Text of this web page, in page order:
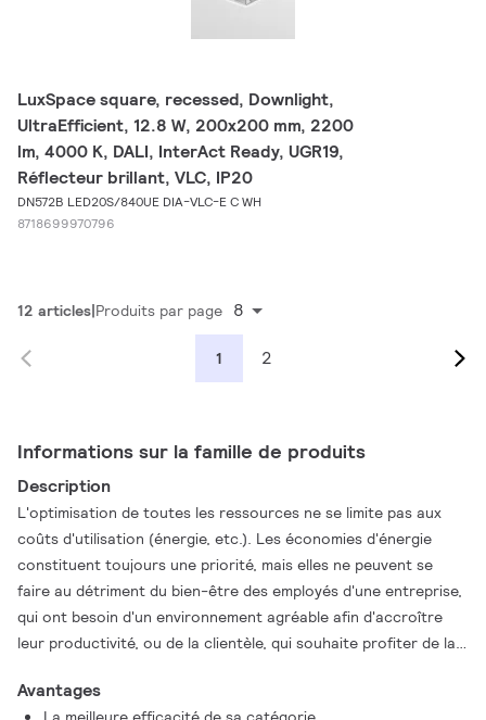
LuxSpace square, recessed, Downlight,
UltraEfficient, 12.8 W, 200x200 mm, 2200
lm, 4000 K, DALI, InterAct Ready, UGR19,
Réflecteur brillant, VLC, IP20
DN572B LED20S/840UE DIA-VLC-E C WH
8718699970796
12 articles Produits par page 8
1 2
Informations sur la famille de produits
Description
L'optimisation de toutes les ressources ne se limite pas aux
coûts d'utilisation (énergie, etc.). Les économies d'énergie
constituent toujours une priorité, mais elles ne peuvent se
faire au détriment du bien-être des employés d'une entreprise,
qui ont besoin d'un environnement agréable afin d'accroître
leur productivité, ou de la clientèle, qui souhaite profiter de la
idéale entre efficacité, confort lumineux et design, sans
Avantages